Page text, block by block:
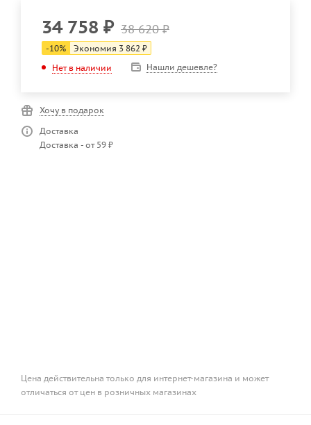
34 758 ₽ 38 620₽
-10% Экономия 3 862 ₽
Нет в наличии
Нашли дешевле?
Хочу в подарок
Доставка
Доставка - от 59 ₽
Цена действительна только для интернет-магазина и может
отличаться от цен в розничных магазинах